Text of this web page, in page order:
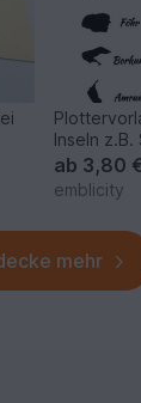
Inseln z.B.
ab 3,80
emblicity
mehr